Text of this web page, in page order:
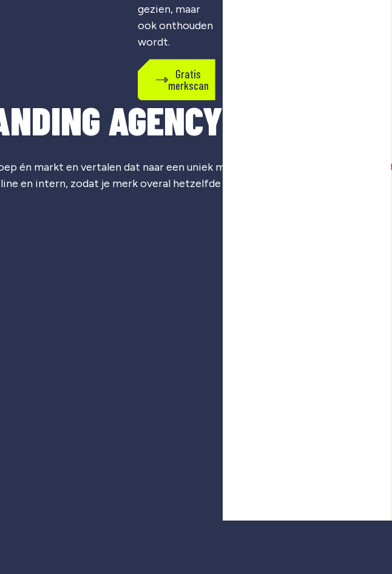
AGENCY?
én markt en vertalen dat naar een uniek merk: je
visuele
en intern, zodat je merk overal hetzelfde voelt.
gezien, maar
ook onthouden
wordt.
Gratis
merkscan